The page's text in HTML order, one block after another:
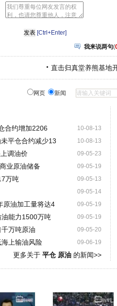
[Ctrl+Enter]
我来说两句(
直击归真堂养熊基地
网页 新闻
10-08-13
合约增加2206
10-08-13
平仓合约减少13
09-05-23
调油价
09-05-19
业原油储备
09-05-13
万吨
09-05-14
09-05-19
原油加工量将达4
09-05-19
能力1500万吨
09-05-20
万吨原油
09-06-19
上输油风险
更多关于 平仓 原油的新闻>>